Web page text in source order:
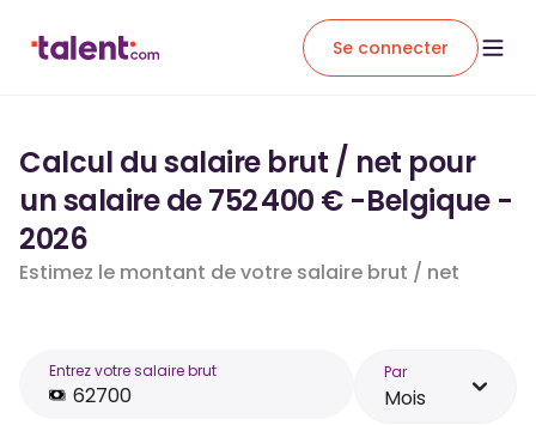
Se connecter
Calcul du salaire brut / net pour
un salaire de 752 400 € -Belgique -
2026
Estimez le montant de votre salaire brut / net
Entrez votre salaire brut Par
Mois